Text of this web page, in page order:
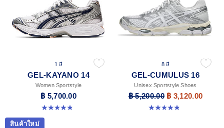
1 สี
GEL-KAYANO 14
Women Sportstyle
฿ 5,700.00
4.8 จาก 5 ดาว 485 รีวิว
8 สี
GEL-CUMULUS 16
Unisex Sportstyle Shoes
฿ 5,200.00 ฿ 3,120.00
4.8 จาก 5 ดาว 224 รีวิว
สินค้าใหม่